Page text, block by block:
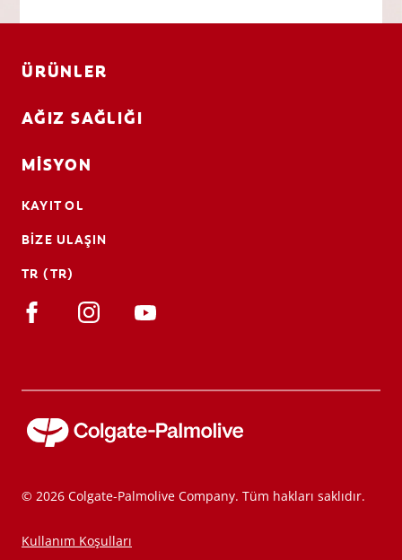
ÜRÜNLER
AĞIZ SAĞLIĞI
MISYON
KAYIT OL
BIZE ULAŞIN
TR (TR)
© 2026 Colgate-Palmolive Company. Tüm hakları saklıdır.
Kullanım Koşulları